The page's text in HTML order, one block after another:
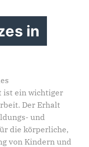
in
ist ein wichtiger
Der Erhalt
und
die körperliche,
von Kindern und